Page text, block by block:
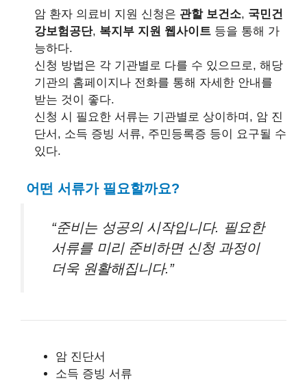
암 환자 의료비 지원 신청은 관할 보건소, 국민건
강보험공단, 복지부 지원 웹사이트 등을 통해 가
능하다.
신청 방법은 각 기관별로 다를 수 있으므로, 해당
기관의 홈페이지나 전화를 통해 자세한 안내를
받는 것이 좋다.
신청 시 필요한 서류는 기관별로 상이하며, 암 진
단서, 소득 증빙 서류, 주민등록증 등이 요구될 수
있다.
어떤 서류가 필요할까요?
“준비는 성공의 시작입니다. 필요한
서류를 미리 준비하면 신청 과정이
더욱 원활해집니다.”
암 진단서
소득 증빙 서류